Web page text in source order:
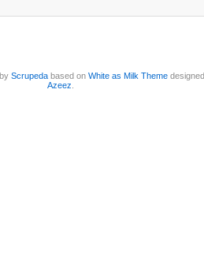
byScrupeda based onWhite as Milk Theme
Azeez